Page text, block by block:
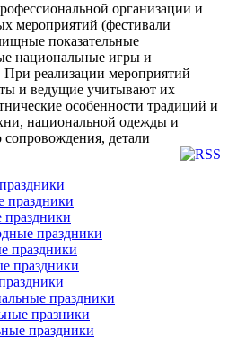
организации и
мероприятий (фестивали
показательные
национальные игры и
При реализации мероприятий
и ведущие учитывают их
особенности традиций и
национальной одежды и
детали
праздники
праздники
праздники
праздники
праздники
празники
праздники